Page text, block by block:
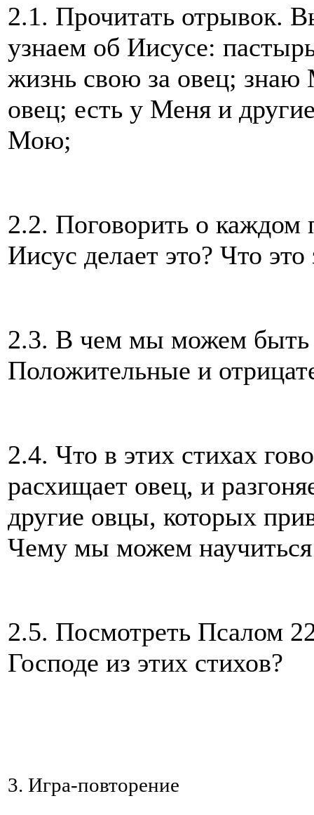
2.1. Прочитать отрывок.
узнаем об Иисусе:
жизнь свою за овец;
овец; есть у Меня и
Мою;
2.2. Поговорить о каждом
Иисус делает это? Что
2.3. В чем мы можем быть
Положительные и
2.4. Что в этих стихах
расхищает овец, и
другие овцы, которых
Чему мы можем научиться
2.5. Посмотреть Псалом
Господе из этих стихов?
3. Игра-повторение